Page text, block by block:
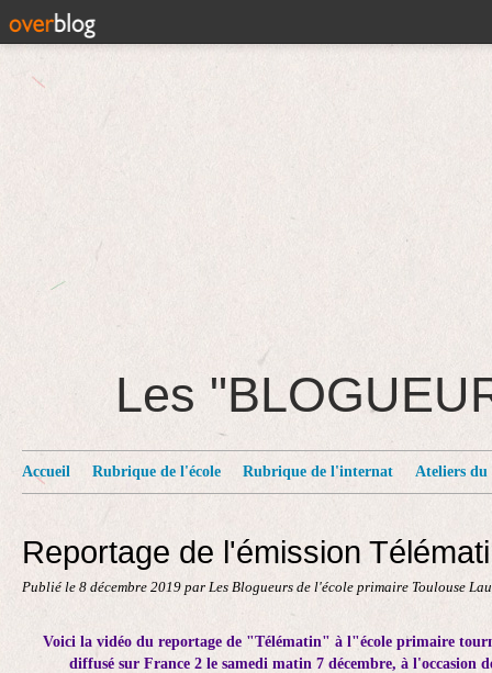
Les
Accueil Rubrique de l'école Rubrique de l'internat Ateliers du
Reportage de l'émission
Publié le 8 décembre 2019 par Les Blogueurs de l'école primaire Toulouse
Voici la vidéo du reportage de "Télématin" à l"école primaire
diffusé sur France 2 le samedi matin 7 décembre, à l'occasion